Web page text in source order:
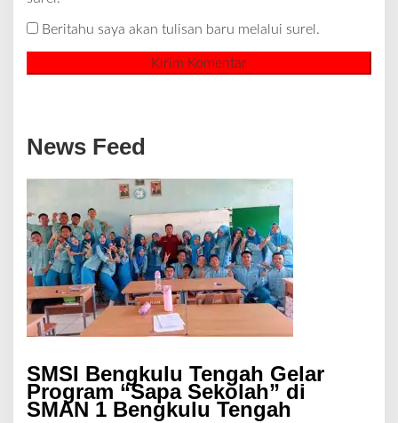
Beritahu saya akan tulisan baru melalui surel.
News Feed
SMSI Bengkulu Tengah Gelar
Program “Sapa Sekolah” di
SMAN 1 Bengkulu Tengah